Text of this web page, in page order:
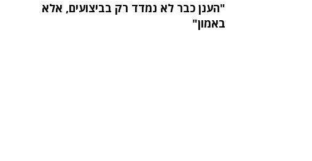
"הענן כבר לא נמדד רק בביצועים, אלא
באמון"